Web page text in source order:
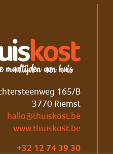
165/B
3770 Riemst
hallo@thuiskost.be
www.thuiskost.be
+32 12 74 39 30